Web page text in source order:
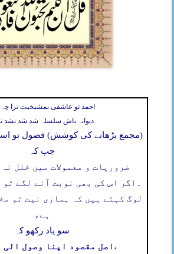
احمد تو عاشقی بمشیخیت ترا چہ
دیوانہ باش سلسلہ شد شد نشد
(مجمع بڑھانے کی کوشش) فضول تو
جب کہ
ضروریات و معمولات میں خلل نہ
اگر اس کی بھی نوبت آنے لگے
لوگ کہتے ہیں کہ ہماری نیت تو
ہے،
سو یاد رکھو کہ
اصل مقصود اپنا وصول الی ،